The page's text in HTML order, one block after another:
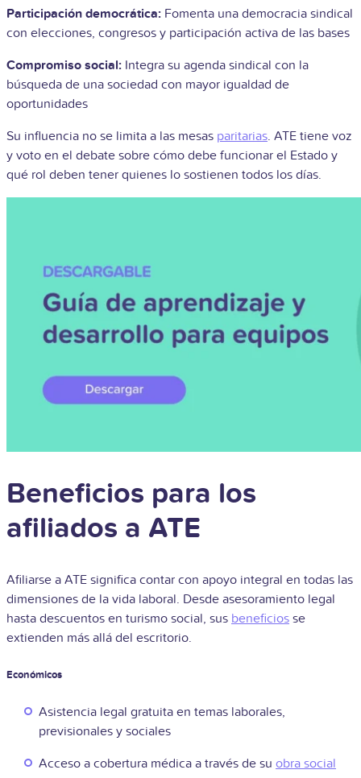
Participación democrática: Fomenta una democracia sindical
con elecciones, congresos y participación activa de las bases
Compromiso social: Integra su agenda sindical con la
búsqueda de una sociedad con mayor igualdad de
oportunidades
Su influencia no se limita a las mesas paritarias. ATE tiene voz
y voto en el debate sobre cómo debe funcionar el Estado y
qué rol deben tener quienes lo sostienen todos los días.
Beneficios para los
afiliados a ATE
Afiliarse a ATE significa contar con apoyo integral en todas las
dimensiones de la vida laboral. Desde asesoramiento legal
hasta descuentos en turismo social, sus beneficios se
extienden más allá del escritorio.
Económicos
Asistencia legal gratuita en temas laborales,
previsionales y sociales
Acceso a cobertura médica a través de su obra social